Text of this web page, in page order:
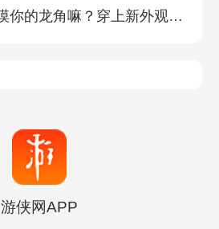
可以摸摸你的龙角嘛？穿上新外观在刀刀江湖乘风破浪！
游侠网APP